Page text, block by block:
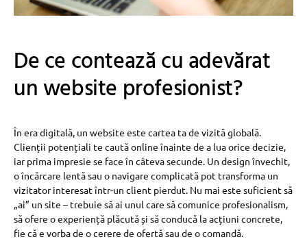
De ce contează cu adevărat
un website profesionist?
În era digitală, un website este cartea ta de vizită globală.
Clienții potențiali te caută online înainte de a lua orice decizie,
iar prima impresie se face în câteva secunde. Un design învechit,
o încărcare lentă sau o navigare complicată pot transforma un
vizitator interesat într-un client pierdut. Nu mai este suficient să
„ai” un site – trebuie să ai unul care să comunice profesionalism,
să ofere o experiență plăcută și să conducă la acțiuni concrete,
fie că e vorba de o cerere de ofertă sau de o comandă.